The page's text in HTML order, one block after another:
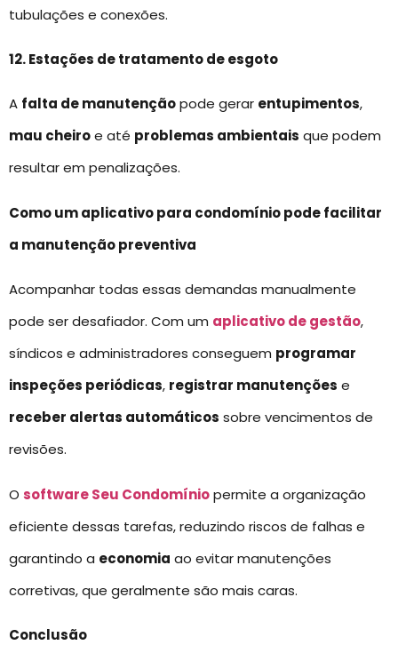
tubulações e conexões.
12. Estações de tratamento de esgoto
A falta de manutençãopode gerar entupimentos,
mau cheiroe até problemas ambientais que podem
resultar em penalizações.
Como um aplicativo para condomínio pode facilitar
a manutenção preventiva
Acompanhar todas essas demandas manualmente
pode ser desafiador. Com um aplicativo de gestão,
síndicos e administradores conseguem programar
inspeções periódicas, registrar manutenções e
receber alertas automáticos sobre vencimentos de
revisões.
O software Seu Condomíniopermite a organização
eficiente dessas tarefas, reduzindo riscos de falhas e
garantindo a economia ao evitar manutenções
corretivas, que geralmente são mais caras.
Conclusão